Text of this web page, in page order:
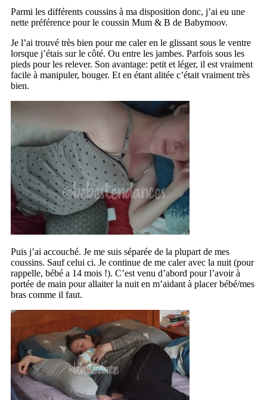
Parmi les différents coussins à ma disposition donc, j’ai eu une
nette préférence pour le coussin Mum & B de Babymoov.
Je l’ai trouvé très bien pour me caler en le glissant sous le ventre
lorsque j’étais sur le côté. Ou entre les jambes. Parfois sous les
pieds pour les relever. Son avantage: petit et léger, il est vraiment
facile à manipuler, bouger. Et en étant alitée c’était vraiment très
bien.
Puis j’ai accouché. Je me suis séparée de la plupart de mes
coussins. Sauf celui ci. Je continue de me caler avec la nuit (pour
rappelle, bébé a 14 mois !). C’est venu d’abord pour l’avoir à
portée de main pour allaiter la nuit en m’aidant à placer bébé/mes
bras comme il faut.